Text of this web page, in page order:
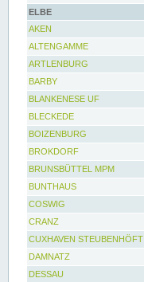
ELBE
AKEN
ALTENGAMME
ARTLENBURG
BARBY
BLANKENESE UF
BLECKEDE
BOIZENBURG
BROKDORF
BRUNSBÜTTEL MPM
BUNTHAUS
COSWIG
CRANZ
CUXHAVEN STEUBENHÖFT
DAMNATZ
DESSAU